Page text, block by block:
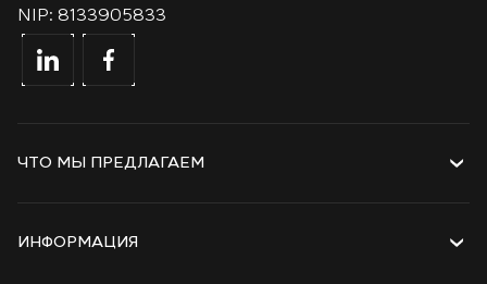
NIP: 8133905833
ЧТО МЫ ПРЕДЛАГАЕМ
Решения
ИНФОРМАЦИЯ